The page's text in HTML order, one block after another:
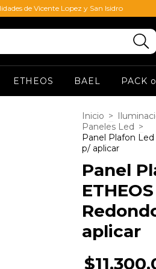
de Vicente Lopez y San Isidro
ETHEOS BAEL PACK
Inicio >
Paneles Led >
Panel Plafon
p/ aplicar
Panel
aplicar